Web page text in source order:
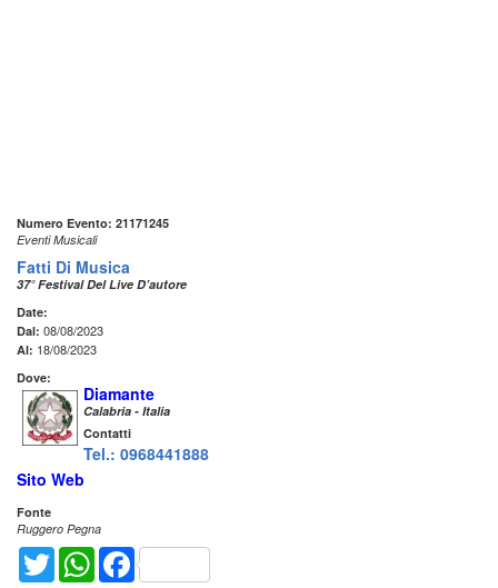
Numero Evento: 21171245
Eventi Musicali
Fatti Di Musica
37° Festival Del Live D’autore
Date:
Dal: 08/08/2023
Al: 18/08/2023
Dove:
Diamante
Calabria - Italia
Contatti
Tel.: 0968441888
Sito Web
Fonte
Ruggero Pegna
Twitter WhatsAppFacebook